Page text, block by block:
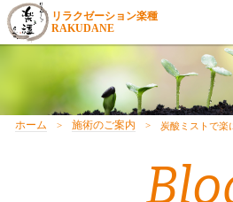
リラクゼーション楽種
RAKUDANE
ホーム 施術のご案内 炭酸ミストで楽